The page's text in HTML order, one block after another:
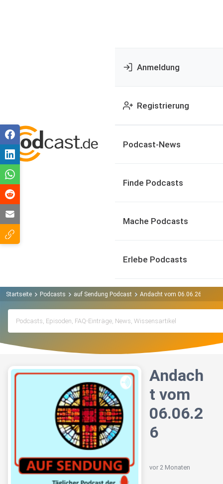
Anmeldung
Registrierung
Podcast-News
Finde Podcasts
Mache Podcasts
Erlebe Podcasts
Startseite Podcasts auf Sendung Podcast Andacht vom 06.06.26
Andach
t vom
06.06.2
6
vor 2 Monaten